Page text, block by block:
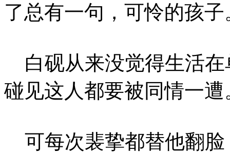
了总有一句，可怜的孩子
白砚从来没觉得生活在
碰见这人都要被同情一
可每次裴挚都替他翻脸